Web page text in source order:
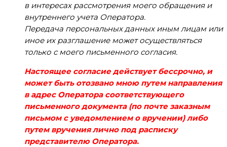
в интересах рассмотрения моего обращения и
внутреннего учета Оператора.
Передача персональных данных иным лицам или
иное их разглашение может осуществляться
только с моего письменного согласия.
Настоящее согласие действует бессрочно, и
может быть отозвано мною путем направления
в адрес Оператора соответствующего
письменного документа (по почте заказным
письмом с уведомлением о вручении) либо
путем вручения лично под расписку
представителю Оператора.